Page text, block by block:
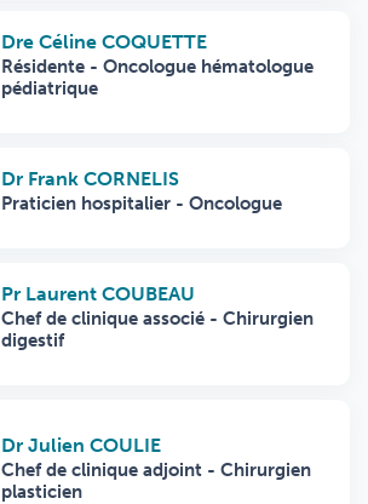
Dre Céline COQUETTE
Résidente - Oncologue hématologue
pédiatrique
Dr Frank CORNELIS
Praticien hospitalier - Oncologue
Pr Laurent COUBEAU
Chef de clinique associé - Chirurgien
digestif
Dr Julien COULIE
Chef de clinique adjoint - Chirurgien
plasticien